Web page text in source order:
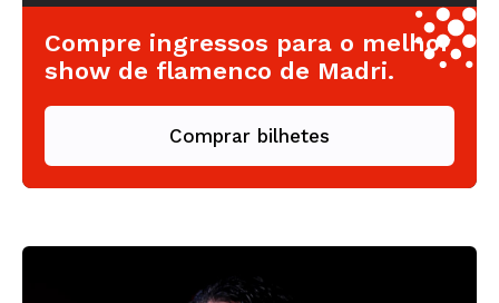
Compre ingressos para o melhor
show de flamenco de Madri.
Comprar bilhetes